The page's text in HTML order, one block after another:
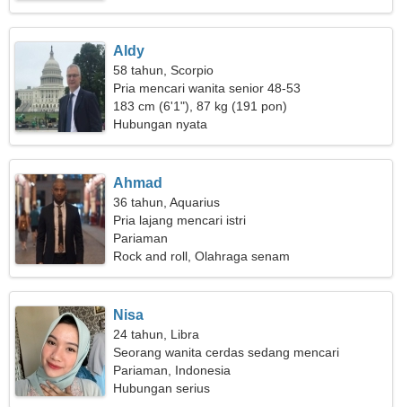
Aldy
58 tahun, Scorpio
Pria mencari wanita senior 48-53
183 cm (6'1"), 87 kg (191 pon)
Hubungan nyata
Ahmad
36 tahun, Aquarius
Pria lajang mencari istri
Pariaman
Rock and roll, Olahraga senam
Nisa
24 tahun, Libra
Seorang wanita cerdas sedang mencari
pasangan
Pariaman, Indonesia
Hubungan serius